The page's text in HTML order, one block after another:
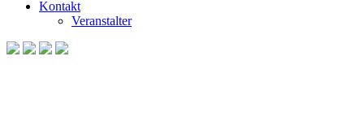
Kontakt
Veranstalter